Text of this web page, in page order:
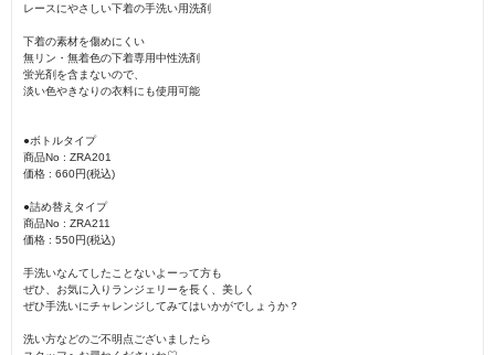
レースにやさしい下着の手洗い用洗剤
下着の素材を傷めにくい
無リン・無着色の下着専用中性洗剤
蛍光剤を含まないので、
淡い色やきなりの衣料にも使用可能
●ボトルタイプ
商品No : ZRA201
価格 : 660円(税込)
●詰め替えタイプ
商品No : ZRA211
価格 : 550円(税込)
手洗いなんてしたことないよーって方も
ぜひ、お気に入りランジェリーを長く、美しく
ぜひ手洗いにチャレンジしてみてはいかがでしょうか？
洗い方などのご不明点ございましたら